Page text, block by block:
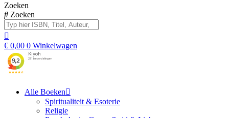
Zoeken
Zoeken
€ 0,00 0 Winkelwagen
Alle Boeken
Spiritualiteit & Esoterie
Religie